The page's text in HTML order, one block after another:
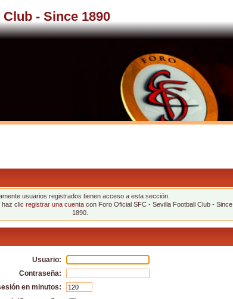
- Since 1890
usuarios registrados tienen acceso a esta sección.
haz clicregistrar una cuenta con Foro Oficial SFC - Sevilla Football Club - Since
1890.
Usuario:
Contraseña:
en minutos: